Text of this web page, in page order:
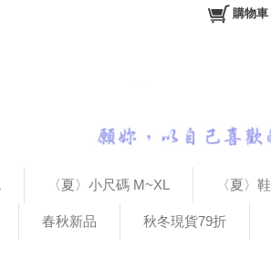
〈夏〉小尺碼 M~XL 〈夏〉
春秋新品 秋冬現貨79折
購物車